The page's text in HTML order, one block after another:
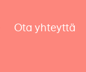
Ota yhteyttä